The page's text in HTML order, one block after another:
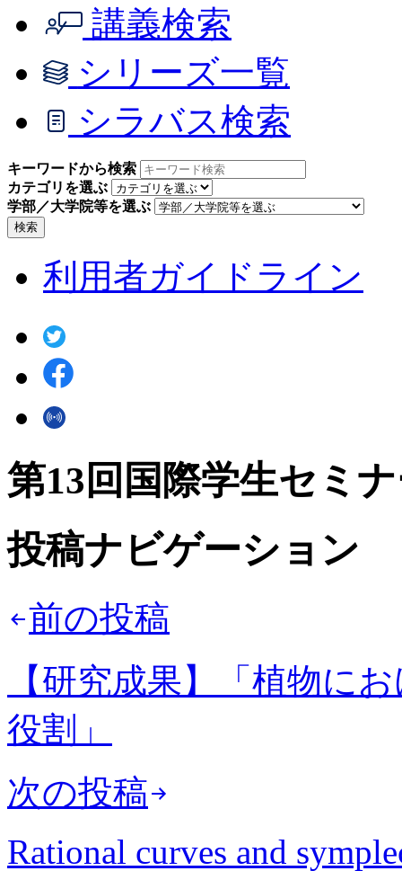
講義検索
シリーズ一覧
シラバス検索
キーワードから検索
カテゴリを選ぶ
学部／大学院等を選ぶ
検索
利用者ガイドライン
第13回国際学生セミ
投稿ナビゲーション
前の投稿
【研究成果】「植物に
役割」
次の投稿
Rational curves and